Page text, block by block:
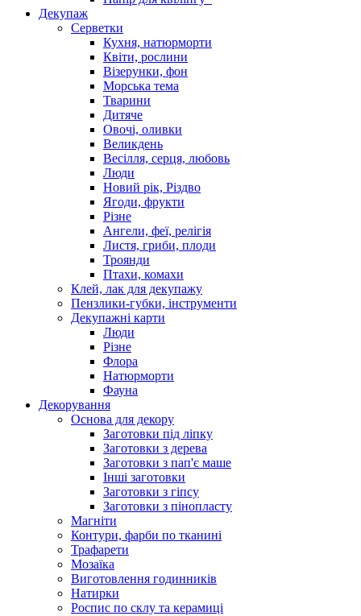
Декупаж
Серветки
Кухня, натюрморти
Квіти, рослини
Візерунки, фон
Морська тема
Тварини
Дитяче
Овочі, оливки
Великдень
Весілля, серця, любовь
Люди
Новий рік, Різдво
Ягоди, фрукти
Різне
Ангели, феї, релігія
Листя, гриби, плоди
Троянди
Птахи, комахи
Клей, лак для декупажу
Пензлики-губки, інструменти
Декупажні карти
Люди
Різне
Флора
Натюрморти
Фауна
Декорування
Основа для декору
Заготовки під ліпку
Заготовки з дерева
Заготовки з пап'є маше
Інші заготовки
Заготовки з гіпсу
Заготовки з пінопласту
Магніти
Контури, фарби по тканині
Трафарети
Мозаїка
Виготовлення годинників
Натирки
Роспис по склу та керамиці